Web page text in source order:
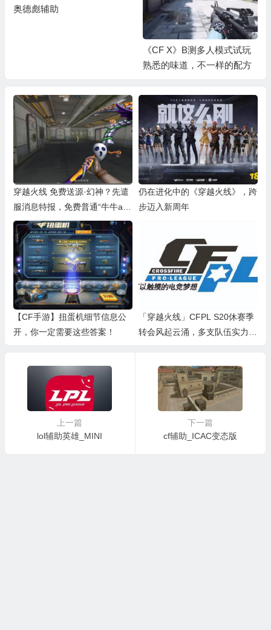
奥德彪辅助
《CF X》B测多人模式试玩
熟悉的味道，不一样的配方
穿越火线 免费送源·幻神？先遣
服消息特报，免费普通“牛牛ak”
免费送
仍在进化中的《穿越火线》，跨
步迈入新周年
【CF手游】扭蛋机细节信息公
开，你一定需要这些答案！
「穿越火线」CFPL S20休赛季
转会风起云涌，多支队伍实力有
上一篇
lol辅助英雄_MINI
下一篇
cf辅助_ICAC变态版